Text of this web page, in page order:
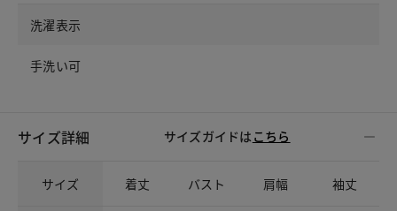
洗濯表示
手洗い可
サイズ詳細 サイズガイドは こちら
サイズ 着丈 バスト 肩幅 袖丈